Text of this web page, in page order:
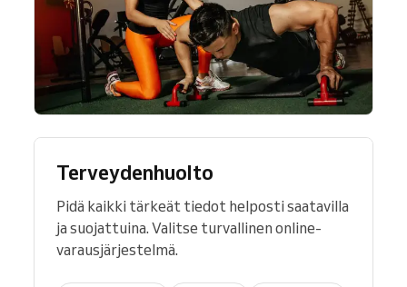
Terveydenhuolto
Pidä kaikki tärkeät tiedot helposti saatavilla
ja suojattuina. Valitse turvallinen online-
varausjärjestelmä.